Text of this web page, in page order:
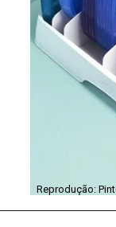
Reprodução: